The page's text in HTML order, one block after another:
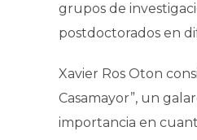
grupos de
postdoctorados en
Xavier Ros Oton
Casamayor”, un
importancia en